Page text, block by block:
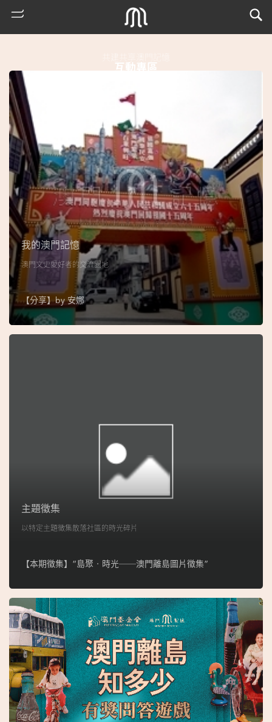
門
搜
索
古
地
圖
媽
閣
互動專區
我的澳門記憶
澳門文史愛好者的交流園地
【分享】by安娜
主題徵集
以特定主題徵集散落社區的時光碎片
【本期徵集】“島聚‧時光──澳門離島圖片徵集”